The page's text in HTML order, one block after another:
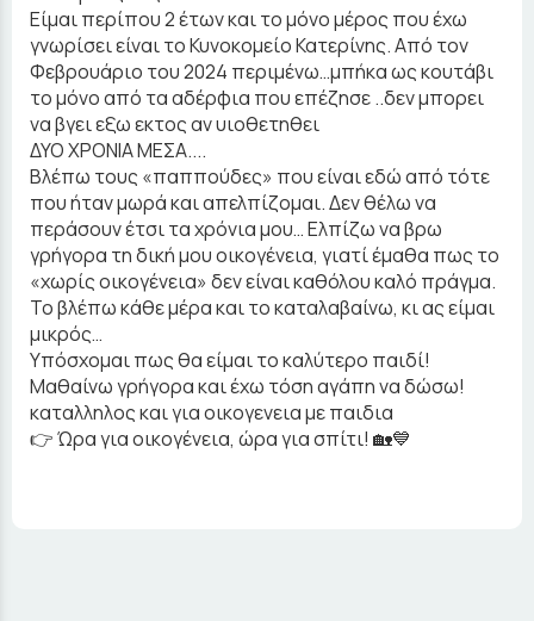
Είμαι περίπου 2 έτων και το μόνο μέρος που έχω
γνωρίσει είναι το Κυνοκομείο Κατερίνης. Από τον
Φεβρουάριο του 2024 περιμένω…μπήκα ως κουτάβι
το μόνο από τα αδέρφια που επέζησε ..δεν μπορει
να βγει εξω εκτος αν υιοθετηθει
ΔΥΟ ΧΡΟΝΙΑ ΜΕΣΑ....
Βλέπω τους «παππούδες» που είναι εδώ από τότε
που ήταν μωρά και απελπίζομαι. Δεν θέλω να
περάσουν έτσι τα χρόνια μου… Ελπίζω να βρω
γρήγορα τη δική μου οικογένεια, γιατί έμαθα πως το
«χωρίς οικογένεια» δεν είναι καθόλου καλό πράγμα.
Το βλέπω κάθε μέρα και το καταλαβαίνω, κι ας είμαι
μικρός…
Υπόσχομαι πως θα είμαι το καλύτερο παιδί!
Μαθαίνω γρήγορα και έχω τόση αγάπη να δώσω!
καταλληλος και για οικογενεια με παιδια
👉 Ώρα για οικογένεια, ώρα για σπίτι! 🏡💙